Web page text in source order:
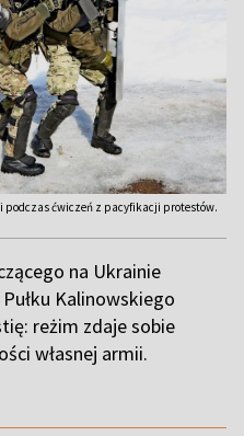
podczas ćwiczeń z pacyfikacji protestów.
na Ukrainie
Kalinowskiego
reżim zdaje sobie
własnej armii.